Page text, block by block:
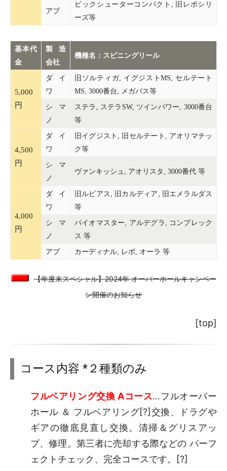
アブ
ビックシューターコンパクト, 旧レボシリ
ーズ等
基本代
金
製造
会社
機種名：スピニングリール
5,000
円
ダイ
ワ
旧ソルティガ, イグジストMS, セルテート
MS, 3000番台, メガバス等
シマ
ノ
ステラ, ステラSW, ツインパワー, 3000番台
等
4,500
円
ダイ
ワ
旧イグジスト, 旧セルテート, アオリマチッ
ク等
シマ
ノ
ヴァンキッシュ, アオリスタ, 3000番代 等
4,000
円
ダイ
ワ
旧ルビアス, 旧カルディア, 旧エメラルダス
等
シマ
ノ
バイオマスター, アルデグラ, コンプレック
ス 等
アブ カーディナル, レボ, オーラ 等
【年度末スペシャル】2024年 オーバーホールキャンペー
ン開催のお知らせ
[top]
コース内容 *２種類のみ
フルベアリング交換 Aコース…フルオーバー
ホール ＆ フルベアリング[?]交換、ドラグや
ギアの徹底見直し交換。清掃＆グリスアッ
プ、修理。第三者に売却する際などの パーフ
ェクトチェック、完全コースです。 [?]